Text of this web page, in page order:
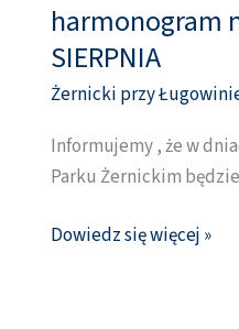
harmonogram
SIERPNIA
Żernicki przy
Informujemy , że w
Parku Żernickim
harmonogram
na
dzień
–
2
Dowiedz się więcej »